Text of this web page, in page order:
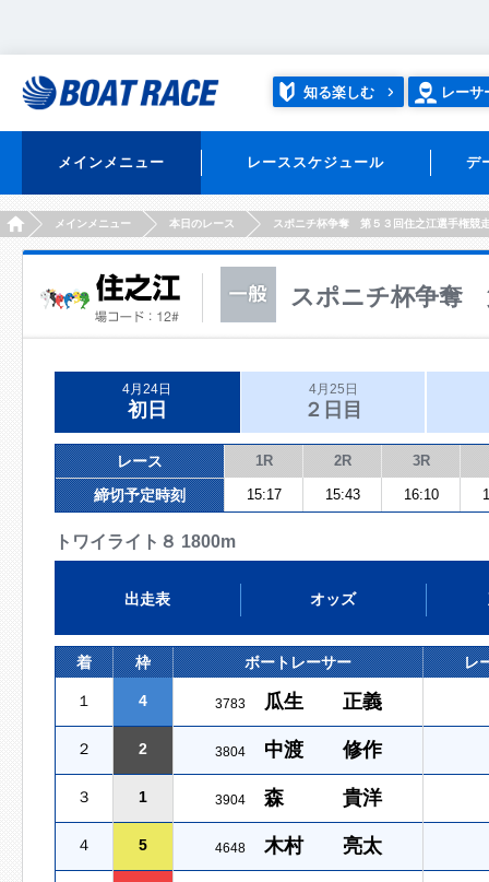
知る楽しむ レーサ
メインメニュー レーススケジュール デ
HOMEメインメニュー 本日のレース スポニチ杯争奪 第５３回住之江選手権競
スポニチ杯争奪
4月24日
初日
4月25日
２日目
レース 1R 2R 3R
締切予定時刻 15:17 15:43 16:10
トワイライト８ 1800m
出走表 オッズ
着 枠 ボートレーサー レ
１ 4 3783 瓜生 正義
２ 2 3804 中渡 修作
３ 1 3904 森 貴洋
４ 5 4648 木村 亮太